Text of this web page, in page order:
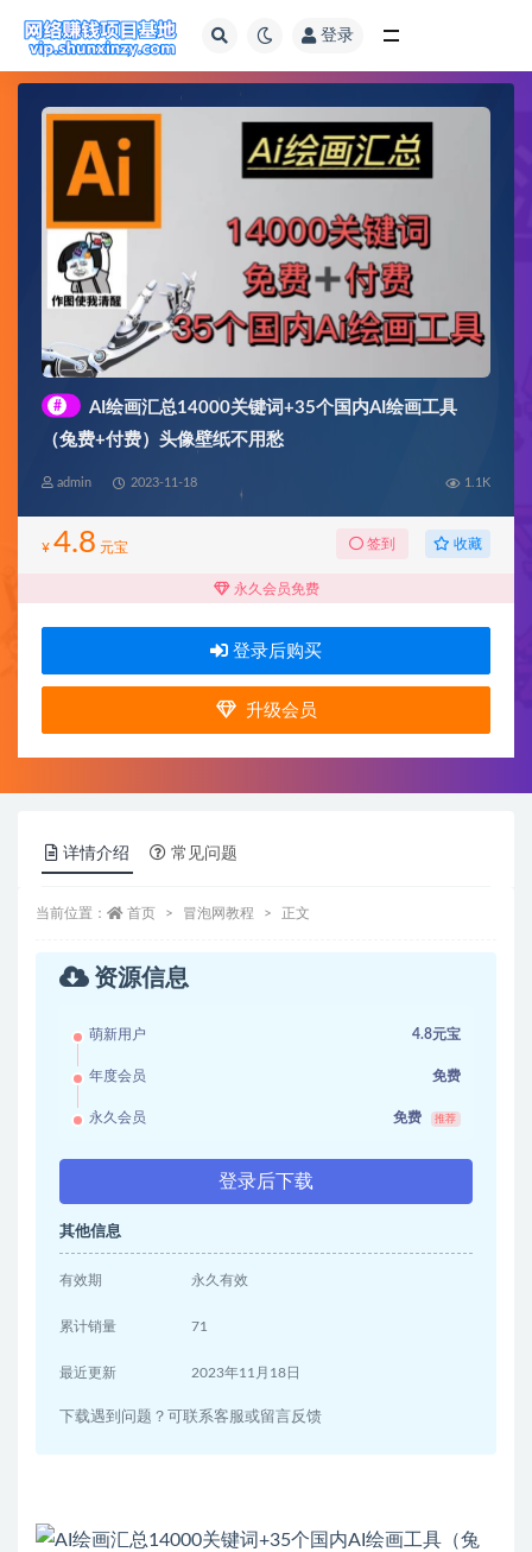
登录
#
AI绘画汇总14000关键词+35个国内AI绘画工具
（兔费+付费）头像壁纸不用愁
admin 2023-11-18 1.1K
¥ 4.8 元宝 签到 收藏
永久会员免费
登录后购买
升级会员
详情介绍 常见问题
当前位置： 首页 冒泡网教程 正文
资源信息
萌新用户 4.8元宝
年度会员 免费
永久会员 免费 推荐
登录后下载
其他信息
有效期 永久有效
累计销量 71
最近更新 2023年11月18日
下载遇到问题？可联系客服或留言反馈